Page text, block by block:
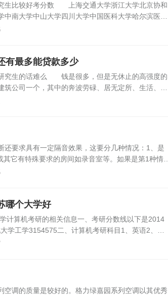
生比较好考分数 上海交通大学浙江大学北京协和
南大学中山大学四川大学中国医科大学哈尔滨医科
第四军医大学天津医科大学一般来说，你自己大学
有最多能贷款多少
究生的话难么 钱是很多，但是无休止的高强度的
公司一个，其中的奔波劳碌、居无定所、生活、家
司等的除外。你是想毕业后从事哪=一=方面的工
要求具有一定隔音效果，这要分几种情况：1、是
它有特殊要求的房间如录音室等。如果是第1种情
足一般的要求，但要注意如果是大型的会议室或培
哪个大学好
算机考研的相关信息一、考研分数线以下是2014
学工学3154575二、计算机考研科目1、英语2、政
算机组成原理、计算机操作系统、计算机网络本人
调的质量是较好的。格力绿嘉园系列空调以其优秀